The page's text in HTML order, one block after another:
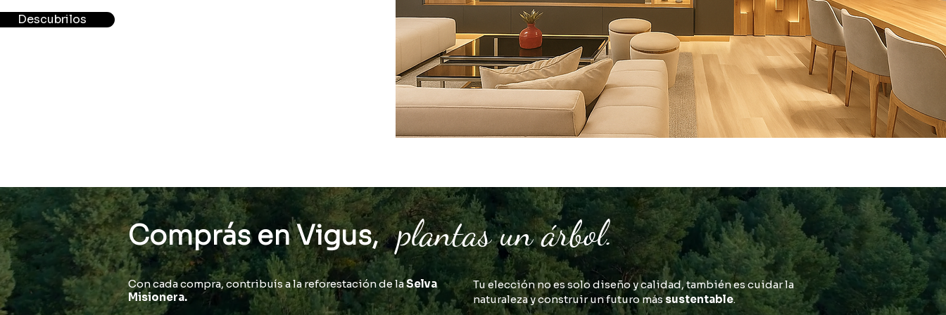
Descubrilos
Comprás en Vigus,plantas un árbol.
Con cada compra, contribuís a la reforestación de laSelva
Misionera.​
Tu elección no es solo diseño y calidad, también es cuidar la
naturaleza y construir un futuro mássustentable.